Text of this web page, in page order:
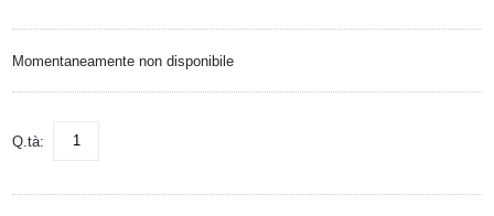
Momentaneamente non disponibile
Q.tà: